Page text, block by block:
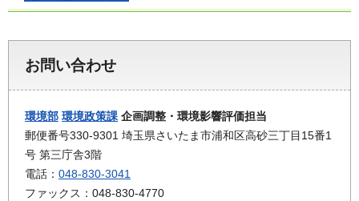
お問い合わせ
環境部 環境政策課 企画調整・環境影響評価担当
郵便番号330-9301 埼玉県さいたま市浦和区高砂三丁目15番1
号 第三庁舎3階
電話： 048-830-3041
ファックス：048-830-4770